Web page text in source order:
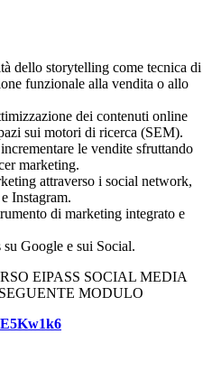
dello storytelling come tecnica di
funzionale alla vendita o allo
dei contenuti online
sui motori di ricerca (SEM).
le vendite sfruttando
marketing.
attraverso i social network,
Instagram.
di marketing integrato e
Google e sui Social.
EIPASS SOCIAL MEDIA
MODULO